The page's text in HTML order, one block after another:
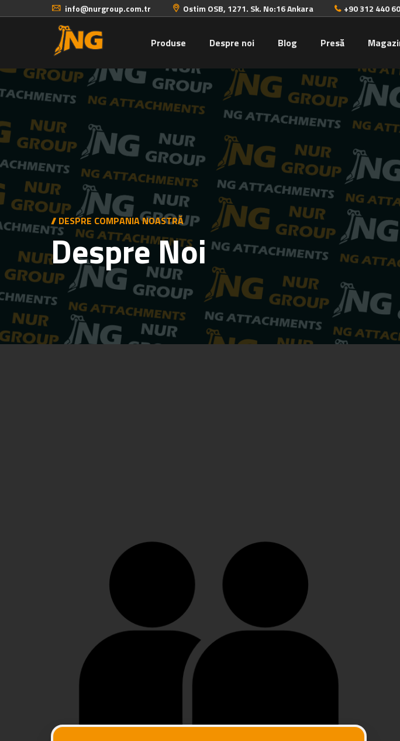
info@nurgroup.com.tr Ostim OSB, 1271. Sk. No:16 Ankara +90 312 440
Produse Despre noi Blog Presă
// DESPRE COMPANIA NOASTRĂ
Despre Noi